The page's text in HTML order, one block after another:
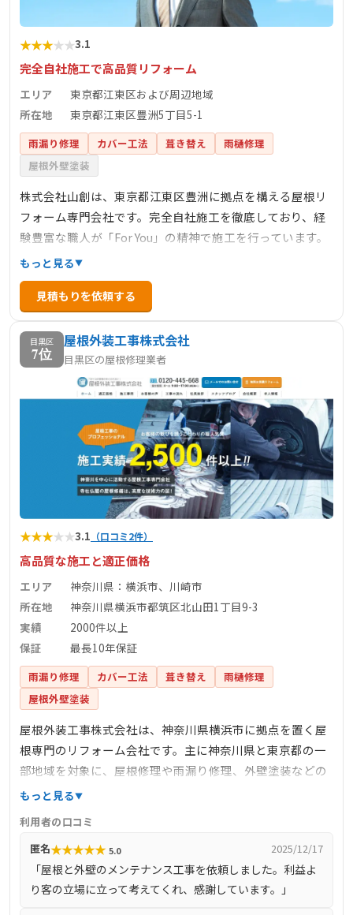
★★★★★3.1
完全自社施工で高品質リフォーム
エリア
東京都江東区および周辺地域
所在地
東京都江東区豊洲5丁目5-1
雨漏り修理 カバー工法 葺き替え
雨樋修理
屋根外壁塗装
株式会社山創は、東京都江東区豊洲に拠点を構える屋根リ
フォーム専門会社です。完全自社施工を徹底しており、経
験豊富な職人が「For You」の精神で施工を行っています。
これにより、高品質なリフォームを適正価格で提供し、お
客様の満足度向上に努めています。主な業務内容は、屋根
工事、外壁工事、防水工事など多岐にわたり、住宅の外装
に関する幅広いニーズに対応しています。詳細なサービス
内容や施工事例については、公式サイトをご覧ください。
もっと見る
見積もりを依頼する
目黒区
7位
屋根外装工事株式会社
目黒区の屋根修理業者
★★★★★3.1 （口コミ2件）
高品質な施工と適正価格
エリア
神奈川県：横浜市、川崎市
所在地
神奈川県横浜市都筑区北山田1丁目9-3
実績
2000件以上
保証
最長10年保証
雨漏り修理 カバー工法 葺き替え
雨樋修理
屋根外壁塗装
屋根外装工事株式会社は、神奈川県横浜市に拠点を置く屋
根専門のリフォーム会社です。主に神奈川県と東京都の一
部地域を対象に、屋根修理や雨漏り修理、外壁塗装などの
サービスを提供しています。これまでに2000件以上の施工
信頼を得ています。特に、神社仏閣などの高度な技術を要
する施工にも対応できる職人ネットワークを持ち、高品質
かつ無駄のない施工を実現しています。また、適正価格の
徹底や、最長10年の工事保証、JIOリフォームかし保険、
もっと見る
利用者の口コミ
匿名★★★★★ 5.0 2025/12/17
「屋根と外壁のメンテナンス工事を依頼しました。利益よ
り客の立場に立って考えてくれ、感謝しています。」